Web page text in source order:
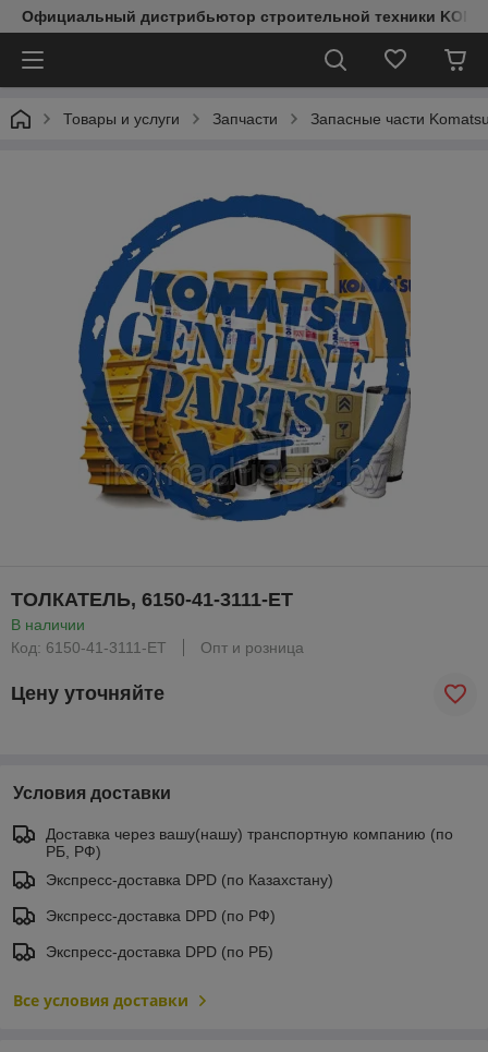
Официальный дистрибьютор строительной техники
Товары и услуги Запчасти Запасные части
ТОЛКАТЕЛЬ, 6150-41-3111-ET
В наличии
Код: 6150-41-3111-ET
Опт и розница
Цену уточняйте
Условия доставки
Доставка через вашу(нашу) транспортную компанию (по
РБ, РФ)
Экспресс-доставка DPD (по Казахстану)
Экспресс-доставка DPD (по РФ)
Экспресс-доставка DPD (по РБ)
Все условия доставки